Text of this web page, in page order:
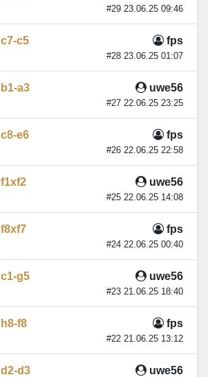
#29 23.06.25 09:46
fps
#28 23.06.25 01:07
c7-c5
uwe56
#27 22.06.25 23:25
b1-a3
fps
#26 22.06.25 22:58
c8-e6
uwe56
#25 22.06.25 14:08
f1xf2
fps
#24 22.06.25 00:40
f8xf7
uwe56
#23 21.06.25 18:40
c1-g5
fps
#22 21.06.25 13:12
h8-f8
uwe56
d2-d3